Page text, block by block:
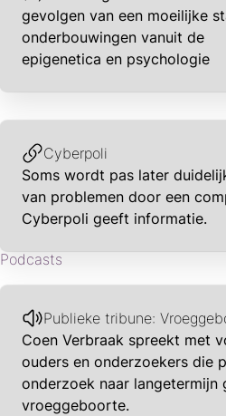
gevolgen van een moeilijke
onderbouwingen vanuit de
epigenetica en psychologie
Cyberpoli
Soms wordt pas later
van problemen door een
Cyberpoli geeft informatie.
Podcasts
Publieke tribune:
Coen Verbraak spreekt met
ouders en onderzoekers die
onderzoek naar langetermijn
vroeggeboorte.